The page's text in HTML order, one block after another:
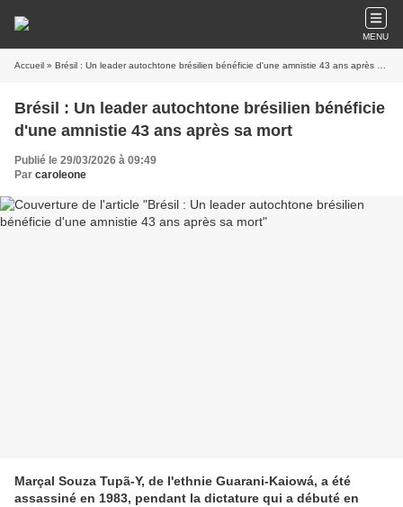
MENU
Accueil » Brésil : Un leader autochtone brésilien bénéficie d'une amnistie 43 ans après sa mort
Brésil : Un leader autochtone brésilien bénéficie
d'une amnistie 43 ans après sa mort
Publié le 29/03/2026 à 09:49
Par caroleone
Marçal Souza Tupã-Y, de l'ethnie Guarani-Kaiowá, a été
assassiné en 1983, pendant la dictature qui a débuté en